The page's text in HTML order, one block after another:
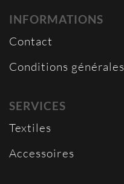
INFORMATIONS
Contact
Conditions générales
SERVICES
Textiles
Accessoires